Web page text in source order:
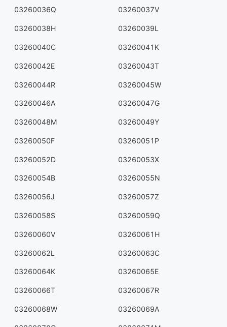
03260036Q 03260037V
03260038H 03260039L
03260040C 03260041K
03260042E 03260043T
03260044R 03260045W
03260046A 03260047G
03260048M 03260049Y
03260050F 03260051P
03260052D 03260053X
03260054B 03260055N
03260056J 03260057Z
03260058S 03260059Q
03260060V 03260061H
03260062L 03260063C
03260064K 03260065E
03260066T 03260067R
03260068W 03260069A